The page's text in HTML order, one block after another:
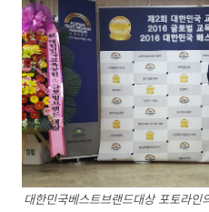
대한민국베스트브랜드대상 포토라